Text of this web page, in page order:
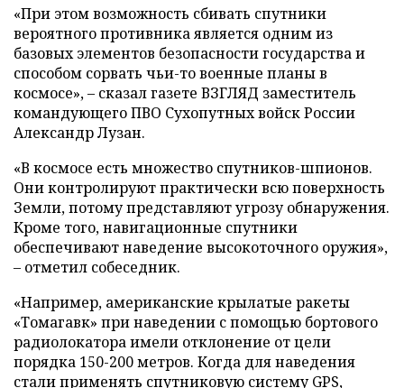
«При этом возможность сбивать спутники
вероятного противника является одним из
базовых элементов безопасности государства и
способом сорвать чьи-то военные планы в
космосе», – сказал газете ВЗГЛЯД заместитель
командующего ПВО Сухопутных войск России
Александр Лузан.
«В космосе есть множество спутников-шпионов.
Они контролируют практически всю поверхность
Земли, потому представляют угрозу обнаружения.
Кроме того, навигационные спутники
обеспечивают наведение высокоточного оружия»,
– отметил собеседник.
«Например, американские крылатые ракеты
«Томагавк» при наведении с помощью бортового
радиолокатора имели отклонение от цели
порядка 150-200 метров. Когда для наведения
стали применять спутниковую систему GPS,